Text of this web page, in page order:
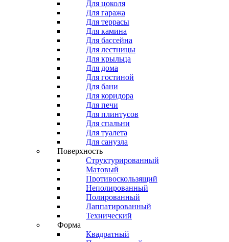
Для цоколя
Для гаража
Для террасы
Для камина
Для бассейна
Для лестницы
Для крыльца
Для дома
Для гостиной
Для бани
Для коридора
Для печи
Для плинтусов
Для спальни
Для туалета
Для санузла
Поверхность
Структурированный
Матовый
Противоскользящий
Неполированный
Полированный
Лаппатированный
Технический
Форма
Квадратный